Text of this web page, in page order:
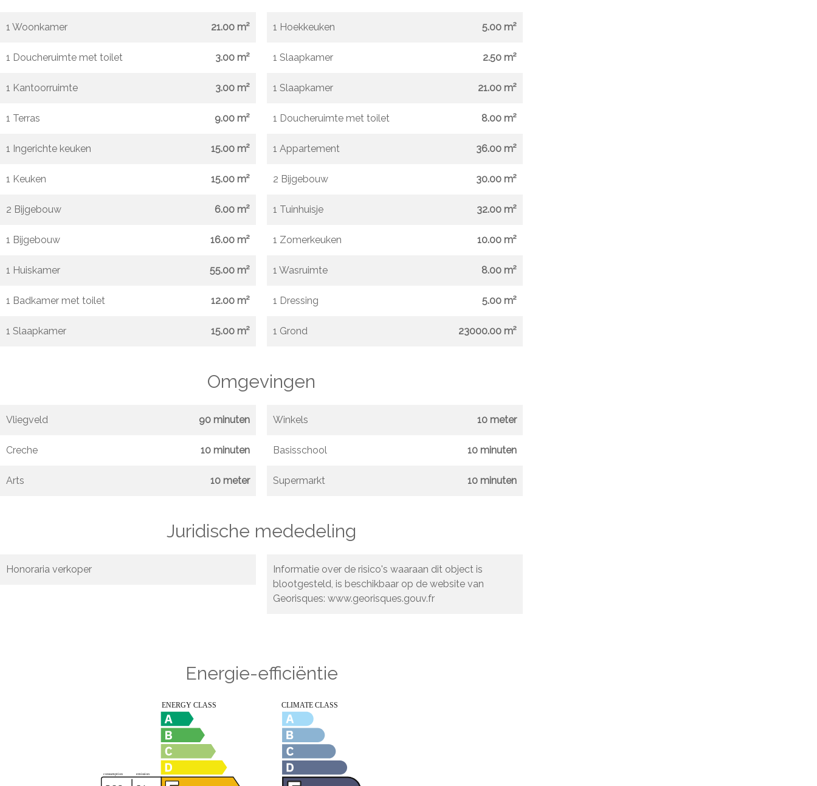
1 Woonkamer 21.00 m² 1 Hoekkeuken 5.00 m²
1 Doucheruimte met toilet 3.00 m² 1 Slaapkamer 2.50 m²
1 Kantoorruimte 3.00 m² 1 Slaapkamer 21.00 m²
1 Terras 9.00 m² 1 Doucheruimte met toilet 8.00 m²
1 Ingerichte keuken 15.00 m² 1 Appartement 36.00 m²
1 Keuken 15.00 m² 2 Bijgebouw 30.00 m²
2 Bijgebouw 6.00 m² 1 Tuinhuisje 32.00 m²
1 Bijgebouw 16.00 m² 1 Zomerkeuken 10.00 m²
1 Huiskamer 55.00 m² 1 Wasruimte 8.00 m²
1 Badkamer met toilet 12.00 m² 1 Dressing 5.00 m²
1 Slaapkamer 15.00 m² 1 Grond 23000.00 m²
Omgevingen
Vliegveld 90 minuten Winkels 10 meter
Creche 10 minuten Basisschool 10 minuten
Arts 10 meter Supermarkt 10 minuten
Juridische mededeling
Honoraria verkoper
Informatie over de risico's waaraan dit object is
blootgesteld, is beschikbaar op de website van
Georisques: www.georisques.gouv.fr
Energie-efficiëntie